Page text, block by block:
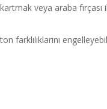
veya araba
farklılıklarını